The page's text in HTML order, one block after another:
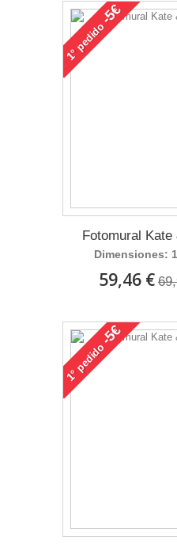
1°
pedido
-5€
Fotomural Kate
Dimensiones:
59,46 €
1°
pedido
-5€